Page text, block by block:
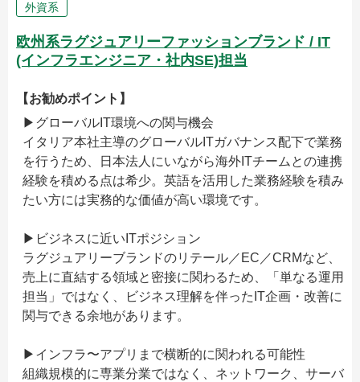
外資系
欧州系ラグジュアリーファッションブランド / IT
(インフラエンジニア・社内SE)担当
【お勧めポイント】
▶グローバルIT環境への関与機会
イタリア本社主導のグローバルITガバナンス配下で業務
を行うため、日本法人にいながら海外ITチームとの連携
経験を積める点は希少。英語を活用した業務経験を積み
たい方には実務的な価値が高い環境です。
▶ビジネスに近いITポジション
ラグジュアリーブランドのリテール／EC／CRMなど、
売上に直結する領域と密接に関わるため、「単なる運用
担当」ではなく、ビジネス理解を伴ったIT企画・改善に
関与できる余地があります。
▶インフラ〜アプリまで横断的に関われる可能性
組織規模的に専業分業ではなく、ネットワーク、サーバ